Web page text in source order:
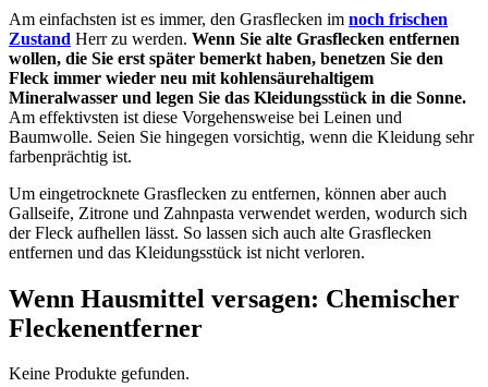
Am einfachsten ist es immer, den Grasflecken im noch frischen
Zustand Herr zu werden. Wenn Sie alte Grasflecken entfernen
wollen, die Sie erst später bemerkt haben, benetzen Sie den
Fleck immer wieder neu mit kohlensäurehaltigem
Mineralwasser und legen Sie das Kleidungsstück in die Sonne.
Am effektivsten ist diese Vorgehensweise bei Leinen und
Baumwolle. Seien Sie hingegen vorsichtig, wenn die Kleidung sehr
farbenprächtig ist.
Um eingetrocknete Grasflecken zu entfernen, können aber auch
Gallseife, Zitrone und Zahnpasta verwendet werden, wodurch sich
der Fleck aufhellen lässt. So lassen sich auch alte Grasflecken
entfernen und das Kleidungsstück ist nicht verloren.
Wenn Hausmittel versagen: Chemischer
Fleckenentferner
Keine Produkte gefunden.